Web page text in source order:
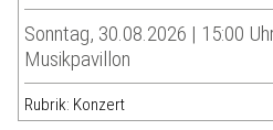
Sonntag, 30.08.2026 | 15:00
Musikpavillon
Rubrik: Konzert